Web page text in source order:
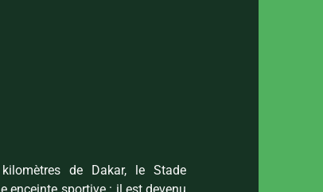
de Dakar, le Stade